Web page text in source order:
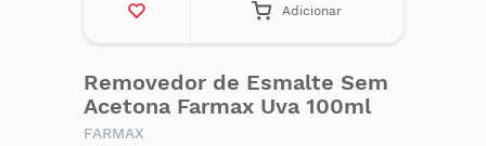
Adicionar
Removedor de Esmalte Sem
Acetona Farmax Uva 100ml
FARMAX